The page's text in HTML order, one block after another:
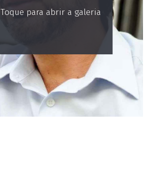
Toque para abrir a galeria